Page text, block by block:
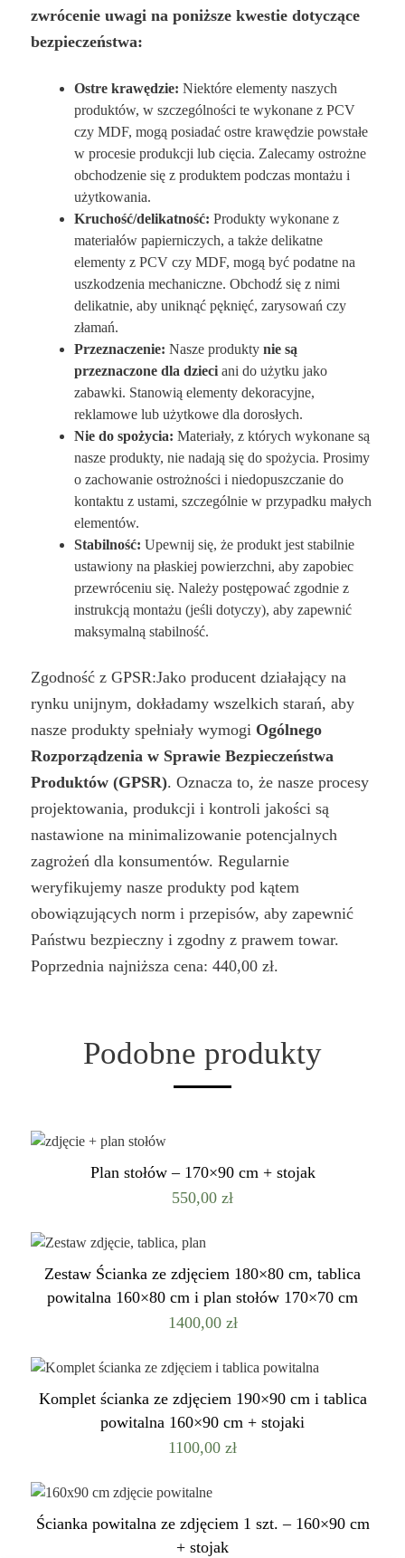
zwrócenie uwagi na poniższe kwestie dotyczące
bezpieczeństwa:
Ostre krawędzie: Niektóre elementy naszych
produktów, w szczególności te wykonane z PCV
czy MDF, mogą posiadać ostre krawędzie powstałe
w procesie produkcji lub cięcia. Zalecamy ostrożne
obchodzenie się z produktem podczas montażu i
użytkowania.
Kruchość/delikatność: Produkty wykonane z
materiałów papierniczych, a także delikatne
elementy z PCV czy MDF, mogą być podatne na
uszkodzenia mechaniczne. Obchodź się z nimi
delikatnie, aby uniknąć pęknięć, zarysowań czy
złamań.
Przeznaczenie: Nasze produkty nie są
przeznaczone dla dzieciani do użytku jako
zabawki. Stanowią elementy dekoracyjne,
reklamowe lub użytkowe dla dorosłych.
Nie do spożycia: Materiały, z których wykonane są
nasze produkty, nie nadają się do spożycia. Prosimy
o zachowanie ostrożności i niedopuszczanie do
kontaktu z ustami, szczególnie w przypadku małych
elementów.
Stabilność: Upewnij się, że produkt jest stabilnie
ustawiony na płaskiej powierzchni, aby zapobiec
przewróceniu się. Należy postępować zgodnie z
instrukcją montażu (jeśli dotyczy), aby zapewnić
maksymalną stabilność.
Zgodność z GPSR:Jako producent działający na
rynku unijnym, dokładamy wszelkich starań, aby
nasze produkty spełniały wymogi Ogólnego
Rozporządzenia w Sprawie Bezpieczeństwa
Produktów (GPSR). Oznacza to, że nasze procesy
projektowania, produkcji i kontroli jakości są
nastawione na minimalizowanie potencjalnych
zagrożeń dla konsumentów. Regularnie
weryfikujemy nasze produkty pod kątem
obowiązujących norm i przepisów, aby zapewnić
Państwu bezpieczny i zgodny z prawem towar.
Poprzednia najniższa cena: 440,00 zł.
Podobne produkty
Plan stołów – 170×90 cm + stojak
550,00 zł
Zestaw Ścianka ze zdjęciem 180×80 cm, tablica
powitalna 160×80 cm i plan stołów 170×70 cm
1400,00 zł
Komplet ścianka ze zdjęciem 190×90 cm i tablica
powitalna 160×90 cm + stojaki
1100,00 zł
Ścianka powitalna ze zdjęciem 1 szt. – 160×90 cm
+ stojak